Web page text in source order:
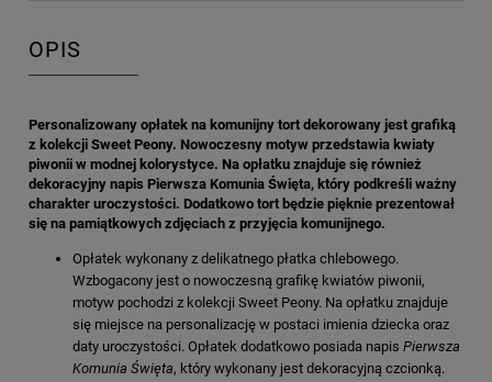
OPIS
Personalizowany opłatek na komunijny tort dekorowany jest grafiką
z kolekcji Sweet Peony. Nowoczesny motyw przedstawia kwiaty
piwonii w modnej kolorystyce. Na opłatku znajduje się również
dekoracyjny napis Pierwsza Komunia Święta, który podkreśli ważny
charakter uroczystości. Dodatkowo tort będzie pięknie prezentował
się na pamiątkowych zdjęciach z przyjęcia komunijnego.
Opłatek wykonany z delikatnego płatka chlebowego.
Wzbogacony jest o nowoczesną grafikę kwiatów piwonii,
motyw pochodzi z kolekcji Sweet Peony. Na opłatku znajduje
się miejsce na personalizację w postaci imienia dziecka oraz
daty uroczystości. Opłatek dodatkowo posiada napis Pierwsza
Komunia Święta, który wykonany jest dekoracyjną czcionką.